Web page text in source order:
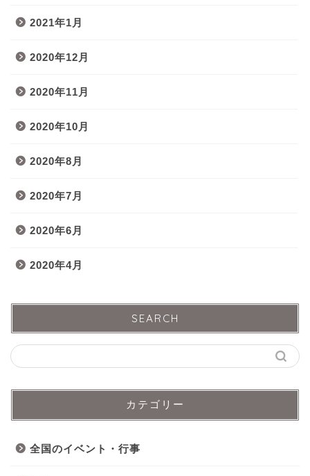
2021年1月
2020年12月
2020年11月
2020年10月
2020年8月
2020年7月
2020年6月
2020年4月
SEARCH
カテゴリー
全国のイベント・行事